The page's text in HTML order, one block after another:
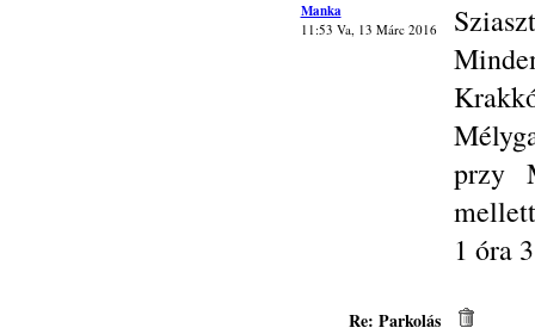
Manka
11:53 Va, 13 Márc 2016
przy
1 óra
Re: Parkolás